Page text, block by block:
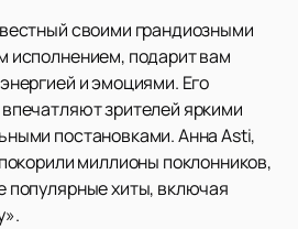
своими грандиозными
исполнением, подарит вам
и эмоциями. Его
зрителей яркими
постановками. Анна Asti,
миллионы поклонников,
популярные хиты, включая